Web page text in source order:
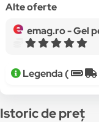
Alte oferte
emag.ro -Gel pentru sprancene
Legenda (
Istoric de preț